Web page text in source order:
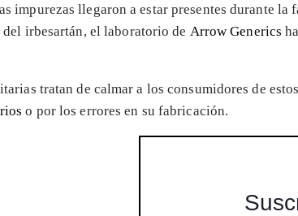
impurezas llegaron a estar presentes durante
del irbesartán, el laboratorio de Arrow Generics
tratan de calmar a los consumidores de
o por los errores en su fabricación.